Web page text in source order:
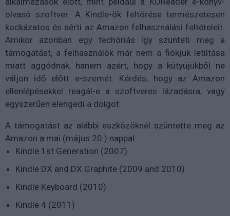
olvasó szoftver. A Kindle-ök feltörése természetesen
kockázatos és sérti az Amazon felhasználási feltételeit.
Amikor azonban egy techóriás így szünteti meg a
támogatást, a felhasználók már nem a fiókjuk letiltása
miatt aggódnak, hanem azért, hogy a kütyüjükből ne
váljon idő előtt e-szemét. Kérdés, hogy az Amazon
ellenlépésekkel reagál-e a szoftveres lázadásra, vagy
egyszerűen elengedi a dolgot.
A támogatást az alábbi eszközöknél szüntette meg az
Amazon a mai (május 20.) nappal:
Kindle 1st Generation (2007)
Kindle DX and DX Graphite (2009 and 2010)
Kindle Keyboard (2010)
Kindle 4 (2011)